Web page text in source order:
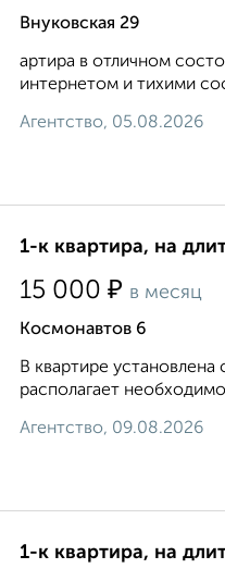
Внуковская 29
артира в отличном
интернетом и тихими
Агентство, 05.08.2026
1-к квартира, на
15 000 ₽ в месяц
Космонавтов 6
В квартире
располагает
Агентство, 09.08.2026
1-к квартира, на